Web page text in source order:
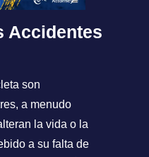
Accidentes
son
a menudo
la vida o la
a su falta de